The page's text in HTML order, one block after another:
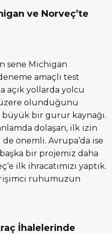
ve Norveç’te
sene Michigan
amaçlı test
açık yollarda yolcu
olunduğunu
büyük bir gurur kaynağı.
dolaşan, ilk izin
önemli. Avrupa’da ise
bir projemiz daha
ilk ihracatımızı yaptık.
ruhumuzun
İhalelerinde